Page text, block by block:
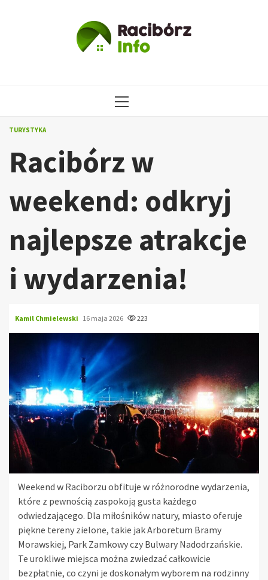
MENU
TURYSTYKA
Racibórz w
weekend: odkryj
najlepsze atrakcje
i wydarzenia!
Kamil Chmielewski 16 maja 2026 223
Weekend w Raciborzu obfituje w różnorodne wydarzenia,
które z pewnością zaspokoją gusta każdego
odwiedzającego. Dla miłośników natury, miasto oferuje
piękne tereny zielone, takie jak Arboretum Bramy
Morawskiej, Park Zamkowy czy Bulwary Nadodrzańskie.
Te urokliwe miejsca można zwiedzać całkowicie
bezpłatnie, co czyni je doskonałym wyborem na rodzinny